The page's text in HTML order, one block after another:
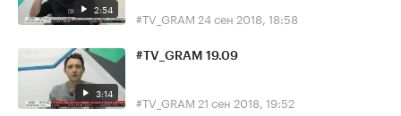
2:54 #TV_GRAM 24 сен 2018, 18:58
3:14
#TV_GRAM 19.09
#TV_GRAM 21 сен 2018, 19:52